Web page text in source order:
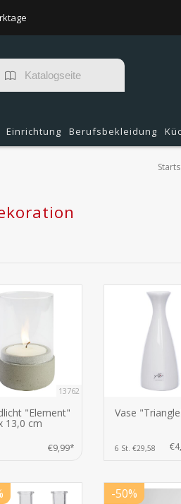
Einrichtung Berufsbekleidung
13762
"Element"
13,0 cm
€9,99*
Vase
6 St. €29,58
-50%